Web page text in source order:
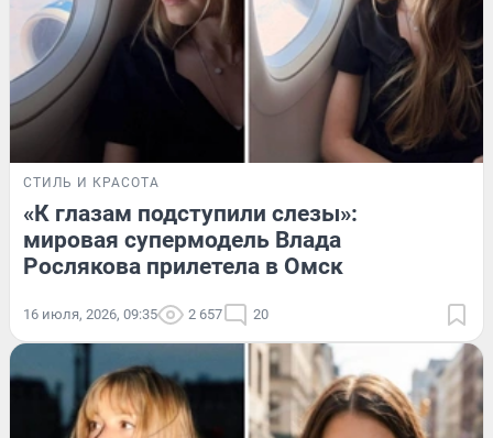
СТИЛЬ И КРАСОТА
«К глазам подступили слезы»:
мировая супермодель Влада
Рослякова прилетела в Омск
16 июля, 2026, 09:35 2 657 20